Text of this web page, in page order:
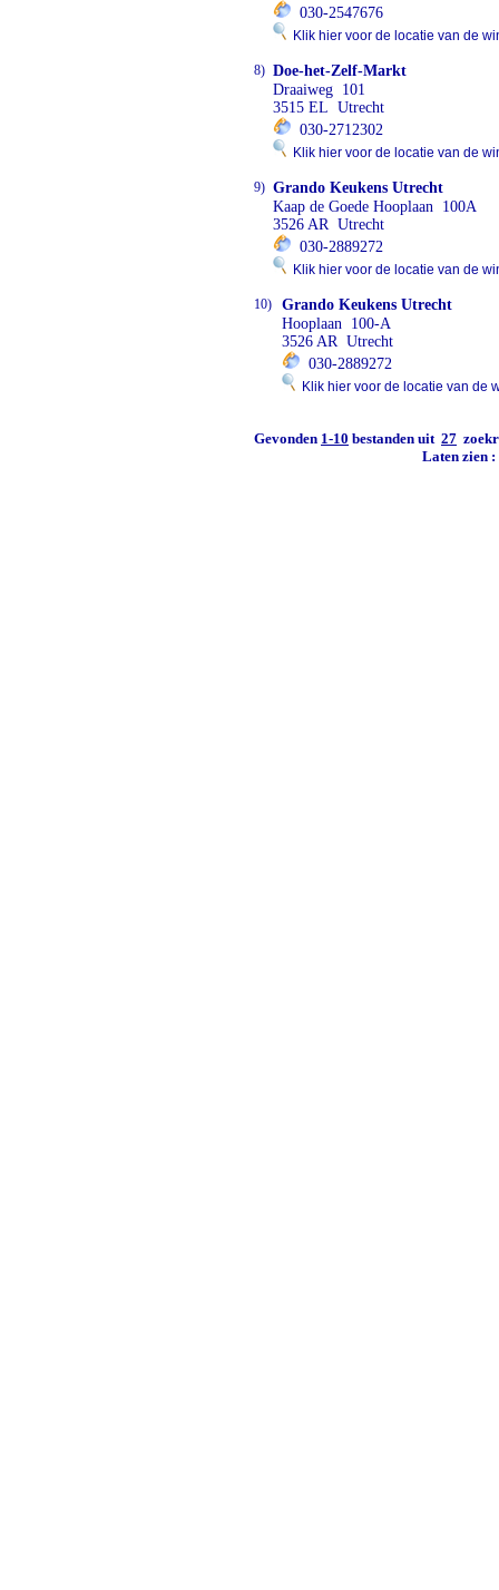
030-2547676
Klik hier voor de locatie van de
8) Doe-het-Zelf-Markt
Draaiweg 101
3515 EL Utrecht
030-2712302
Klik hier voor de locatie van de
9) Grando Keukens Utrecht
Kaap de Goede Hooplaan 100A
3526 AR Utrecht
030-2889272
Klik hier voor de locatie van de
10)
Grando Keukens Utrecht
Hooplaan 100-A
3526 AR Utrecht
030-2889272
Klik hier voor de locatie van de
Gevonden 1-10 bestanden uit 27
Laten zien